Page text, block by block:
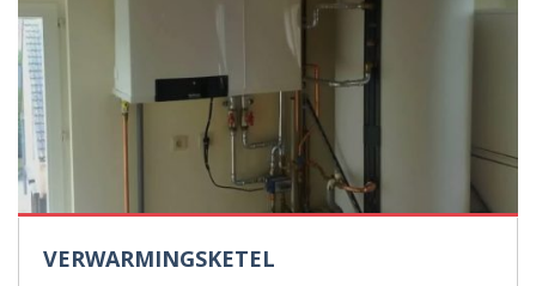
VERWARMINGSKETEL